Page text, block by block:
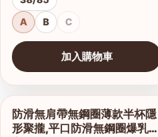
A
B C
加入購物車
1/16
查看圖片
防滑無肩帶無鋼圈薄款半杯隱
形聚攏,平口防滑無鋼圈爆乳內